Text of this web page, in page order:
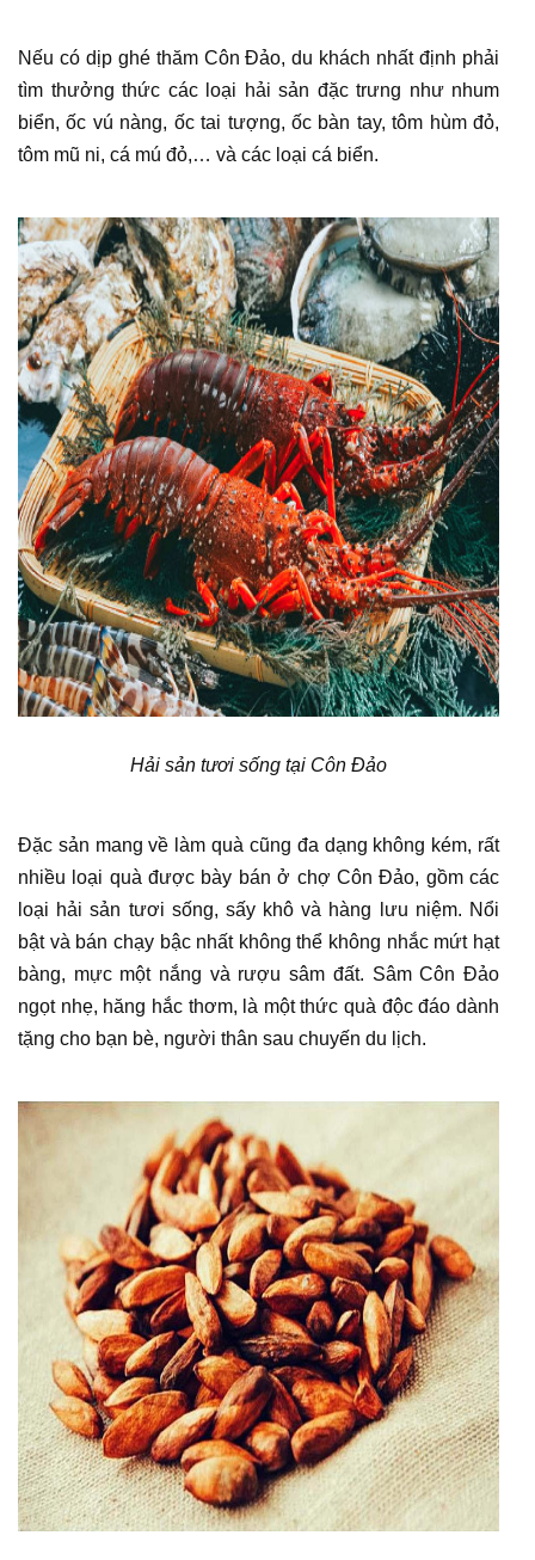
Nếu có dịp ghé thăm Côn Đảo, du khách nhất định phải
tìm thưởng thức các loại hải sản đặc trưng như nhum
biển, ốc vú nàng, ốc tai tượng, ốc bàn tay, tôm hùm đỏ,
tôm mũ ni, cá mú đỏ,… và các loại cá biển.
Hải sản tươi sống tại Côn Đảo
Đặc sản mang về làm quà cũng đa dạng không kém, rất
nhiều loại quà được bày bán ở chợ Côn Đảo, gồm các
loại hải sản tươi sống, sấy khô và hàng lưu niệm. Nổi
bật và bán chạy bậc nhất không thể không nhắc mứt hạt
bàng, mực một nắng và rượu sâm đất. Sâm Côn Đảo
ngọt nhẹ, hăng hắc thơm, là một thức quà độc đáo dành
tặng cho bạn bè, người thân sau chuyến du lịch.